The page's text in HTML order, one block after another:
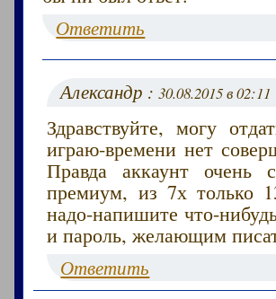
Ответить
Александр :30.08.2015 в 02:11
Здравствуйте, могу
играю-времени нет
Правда аккаунт очень
премиум, из 7х только
надо-напишите что-
и пароль, желающим
Ответить